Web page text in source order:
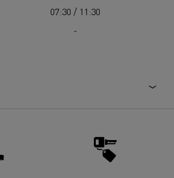
07:30 / 11:30
-